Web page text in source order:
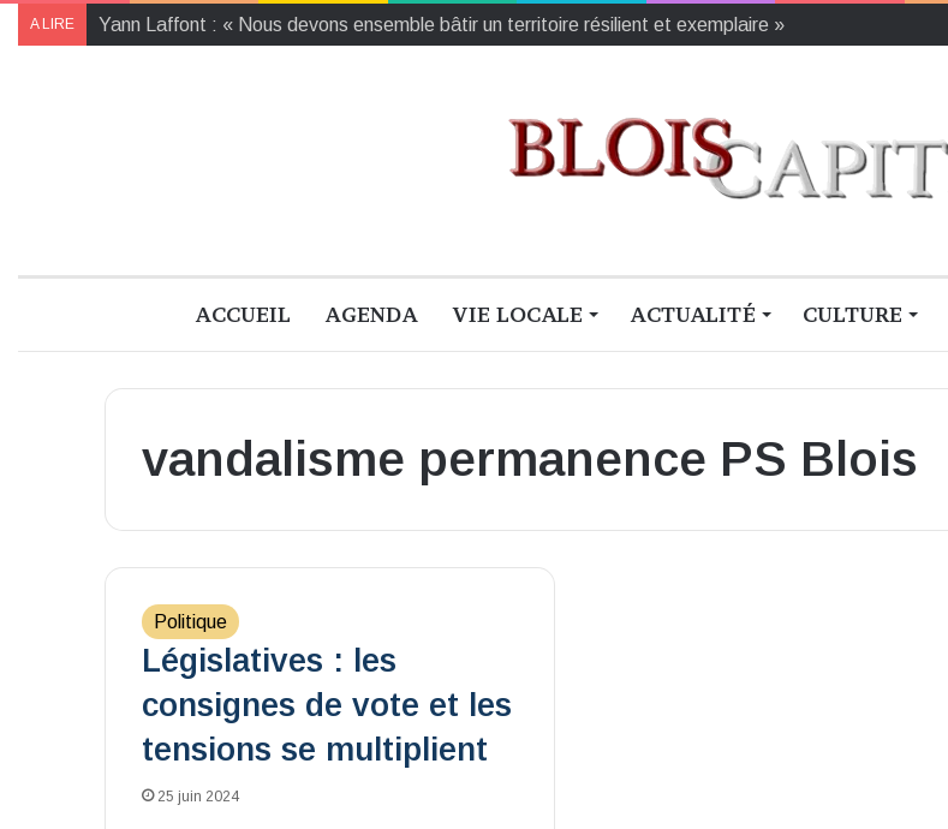
A LIRE Yann Laffont : « Nous devons ensemble bâtir un territoire résilient et exemplaire »
ACCUEIL AGENDA VIE LOCALE ACTUALITÉ CULTURE
vandalisme permanence PS Blois
Politique
Législatives : les
consignes de vote et les
tensions se multiplient
25 juin 2024